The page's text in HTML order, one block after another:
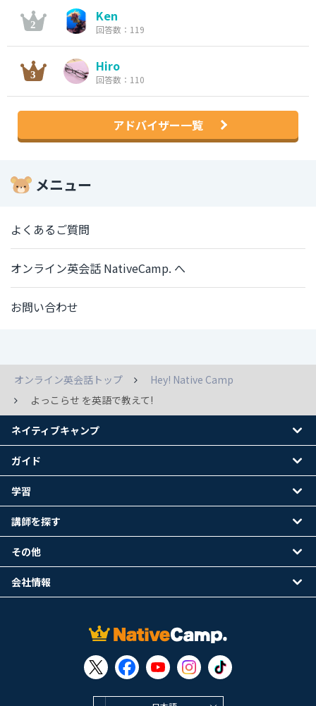
Ken
回答数：119
Hiro
回答数：110
アドバイザー一覧
メニュー
よくあるご質問
オンライン英会話 NativeCamp. へ
お問い合わせ
オンライン英会話トップ
Hey! Native Camp
よっこらせ を英語で教えて!
ネイティブキャンプ
ガイド
学習
講師を探す
その他
会社情報